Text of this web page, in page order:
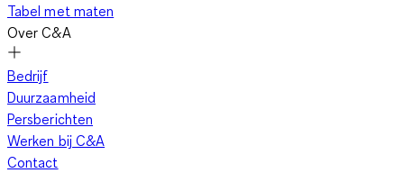
Tabel met maten
Over C&A
Bedrijf
Duurzaamheid
Persberichten
Werken bij C&A
Contact